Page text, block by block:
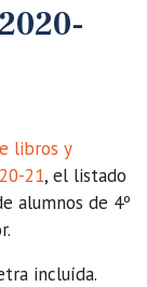
libros y
21, el listado
alumnos de 4º
incluída.